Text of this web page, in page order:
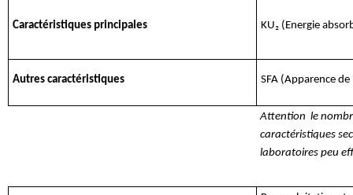
Caractéristiques principales KU₂ (Energie
Autres caractéristiques SFA (Apparence
Attention le
caractéristiques
laboratoires peu